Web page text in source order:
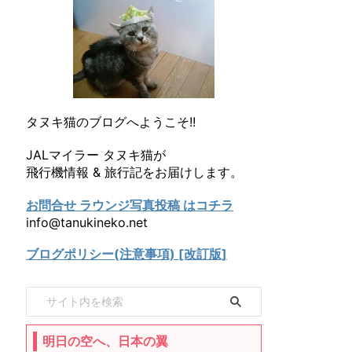
タヌキ猫のブログへようこそ!!
JALマイラー タヌキ猫が
飛行機情報 & 旅行記をお届けします。
お問合せ ラウンジ写真投稿 はコチラ
info@tanukineko.net
ブログポリシー(注意事項) [改訂版]
明日の空へ、日本の翼